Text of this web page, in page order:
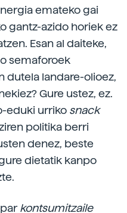
emateko gai
gantz-azido horiek ez
Esan al daiteke,
semaforoek
dutela landare-olioez,
Gure ustez, ez.
eduki urriko snack
politika berri
denez, beste
dietatik kanpo
kontsumitzaile